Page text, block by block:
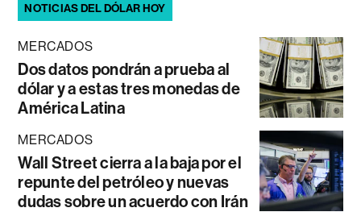
NOTICIAS DEL DÓLAR HOY
MERCADOS
Dos datos pondrán a prueba al
dólar y a estas tres monedas de
América Latina
MERCADOS
Wall Street cierra a la baja por el
repunte del petróleo y nuevas
dudas sobre un acuerdo con Irán